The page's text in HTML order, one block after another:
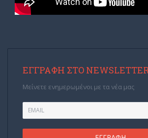
ΕΓΓΡΑΦΉ ΣΤΟ
Μείνετε ενημερωμένοι με τα νέα μας